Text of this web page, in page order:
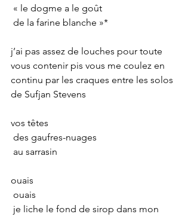
« le dogme a le goût
de la farine blanche »*
j’ai pas assez de louches pour toute
vous contenir pis vous me coulez en
continu par les craques entre les solos
de Sufjan Stevens
vos têtes
des gaufres-nuages
au sarrasin
ouais
ouais